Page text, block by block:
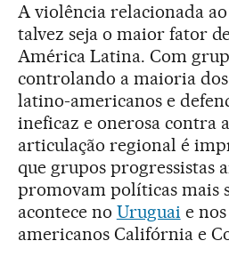
A violência relacionada ao
talvez seja o maior fator
América Latina. Com
controlando a maioria
latino-americanos e
ineficaz e onerosa contra
articulação regional é
que grupos progressistas
promovam políticas mais
acontece no Uruguai e
americanos Califórnia e